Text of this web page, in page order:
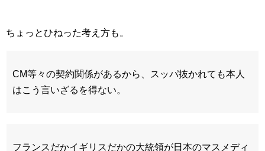
ちょっとひねった考え方も。
CM等々の契約関係があるから、スッパ抜かれても本人
はこう言いざるを得ない。
フランスだかイギリスだかの大統領が日本のマスメディ